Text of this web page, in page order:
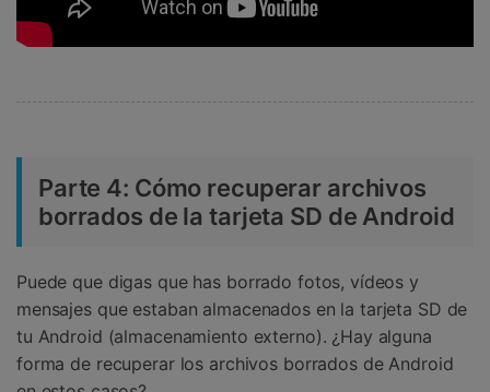
Parte 4: Cómo recuperar archivos
borrados de la tarjeta SD de Android
Puede que digas que has borrado fotos, vídeos y
mensajes que estaban almacenados en la tarjeta SD de
tu Android (almacenamiento externo). ¿Hay alguna
forma de recuperar los archivos borrados de Android